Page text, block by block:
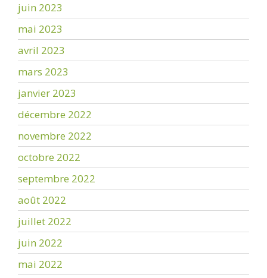
juin 2023
mai 2023
avril 2023
mars 2023
janvier 2023
décembre 2022
novembre 2022
octobre 2022
septembre 2022
août 2022
juillet 2022
juin 2022
mai 2022